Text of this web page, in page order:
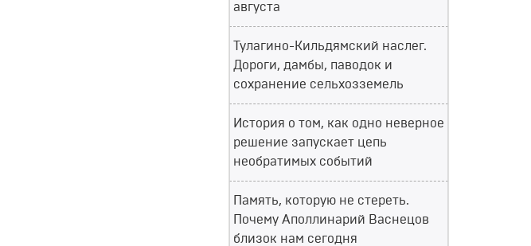
августа
Тулагино-Кильдямский наслег.
Дороги, дамбы, паводок и
сохранение сельхозземель
История о том, как одно неверное
решение запускает цепь
необратимых событий
Память, которую не стереть.
Почему Аполлинарий Васнецов
близок нам сегодня